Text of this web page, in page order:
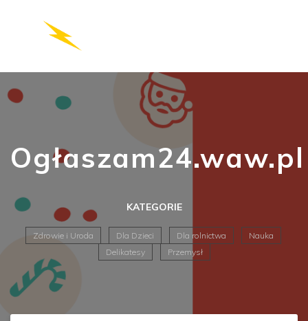
Ogłaszam24.waw.pl
KATEGORIE
Zdrowie i Uroda Dla Dzieci Dla rolnictwa
Nauka
Delikatesy
Przemysł